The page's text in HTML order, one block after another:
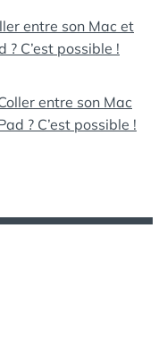
entre son Mac et
? C’est possible !
entre son Mac
? C’est possible !